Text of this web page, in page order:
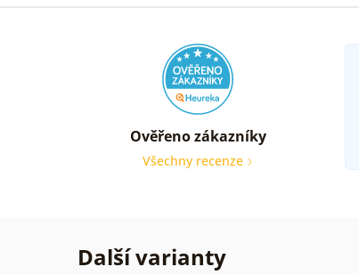
Ověřeno zákazníky
Všechny recenze
Další varianty